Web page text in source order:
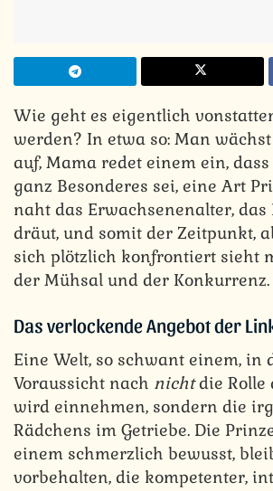
Wie geht es eigentlich
werden? In etwa so: Man
auf, Mama redet einem ein,
ganz Besonderes sei, eine Art
naht das Erwachsenenalter, das
dräut, und somit der Zeitpunkt,
sich plötzlich konfrontiert sieht
der Mühsal und der Konkurrenz.
Das verlockende Angebot der
Eine Welt, so schwant einem, in
Voraussicht nach nichtdie Rolle
wird einnehmen, sondern die
Rädchens im Getriebe. Die
einem schmerzlich bewusst,
vorbehalten, die kompetenter,